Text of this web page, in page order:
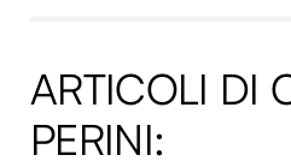
ARTICOLI DI
PERINI: